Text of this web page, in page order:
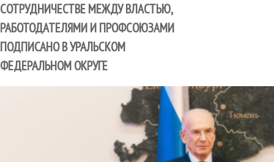
СОТРУДНИЧЕСТВЕ МЕЖДУ ВЛАСТЬЮ,
РАБОТОДАТЕЛЯМИ И ПРОФСОЮЗАМИ
ПОДПИСАНО В УРАЛЬСКОМ
ФЕДЕРАЛЬНОМ ОКРУГЕ